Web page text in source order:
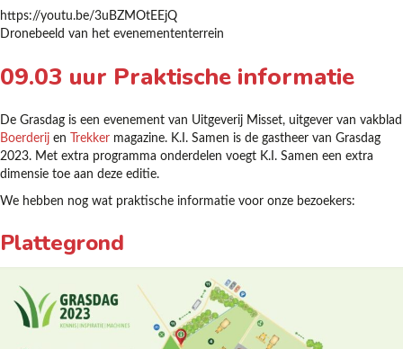
https://youtu.be/3uBZMOtEEjQ
Dronebeeld van het evenemententerrein
09.03 uur Praktische informatie
De Grasdag is een evenement van Uitgeverij Misset, uitgever van vakblad
Boerderij en Trekker magazine. K.I. Samen is de gastheer van Grasdag
2023. Met extra programma onderdelen voegt K.I. Samen een extra
dimensie toe aan deze editie.
We hebben nog wat praktische informatie voor onze bezoekers:
Plattegrond